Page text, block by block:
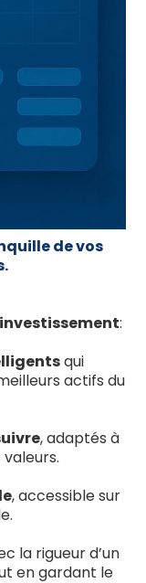
de vos
:
qui
actifs du
, adaptés à
, accessible sur
la rigueur d’un
en gardant le